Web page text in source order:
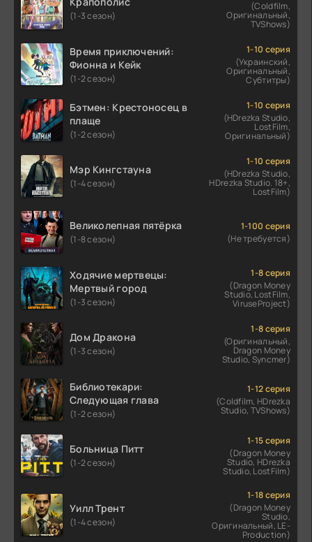
(1-3 сезон)
(Coldfilm,
Оригинальный,
TVShows)
Время приключений:
Фионна и Кейк
(1-2 сезон)
1-10 серия
(Украинский,
Оригинальный,
Субтитры)
Бэтмен: Крестоносец в
плаще
(1-2 сезон)
1-10 серия
(HDrezka Studio,
LostFilm,
Оригинальный)
Мэр Кингстауна
(1-4 сезон)
1-10 серия
(HDrezka Studio,
HDrezka Studio. 18+,
LostFilm)
Великолепная пятёрка
(1-8 сезон)
1-100 серия
(Не требуется)
Ходячие мертвецы:
Мертвый город
(1-3 сезон)
1-8 серия
(Dragon Money
Studio, LostFilm,
ViruseProject)
Дом Дракона
(1-3 сезон)
1-8 серия
(Оригинальный,
Dragon Money
Studio, Syncmer)
Библиотекари:
Следующая глава
(1-2 сезон)
1-12 серия
(Coldfilm, HDrezka
Studio, TVShows)
Больница Питт
(1-2 сезон)
1-15 серия
(Dragon Money
Studio, HDrezka
Studio, LostFilm)
Уилл Трент
(1-4 сезон)
1-18 серия
(Dragon Money
Studio,
Оригинальный, LE-
Production)